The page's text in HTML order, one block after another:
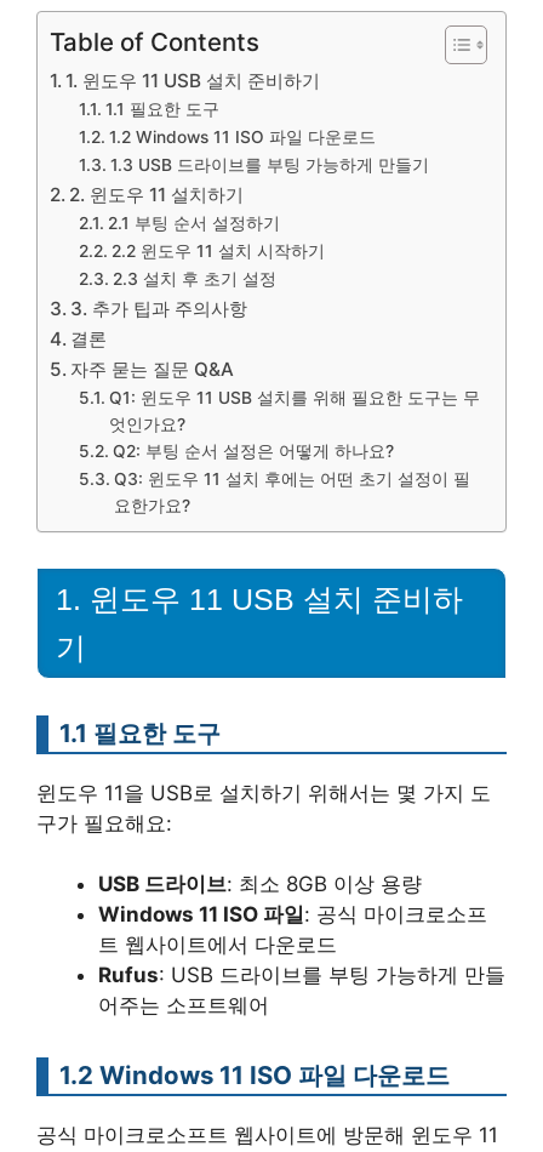
Table of Contents
1. 윈도우 11 USB 설치 준비하기
1.1 필요한 도구
1.2 Windows 11 ISO 파일 다운로드
1.3 USB 드라이브를 부팅 가능하게 만들기
2. 윈도우 11 설치하기
2.1 부팅 순서 설정하기
2.2 윈도우 11 설치 시작하기
2.3 설치 후 초기 설정
3. 추가 팁과 주의사항
결론
자주 묻는 질문 Q&A
Q1: 윈도우 11 USB 설치를 위해 필요한 도구는 무
엇인가요?
Q2: 부팅 순서 설정은 어떻게 하나요?
Q3: 윈도우 11 설치 후에는 어떤 초기 설정이 필
요한가요?
1. 윈도우 11 USB 설치 준비하
기
1.1 필요한 도구
윈도우 11을 USB로 설치하기 위해서는 몇 가지 도
구가 필요해요:
USB 드라이브: 최소 8GB 이상 용량
Windows 11 ISO 파일: 공식 마이크로소프
트 웹사이트에서 다운로드
Rufus: USB 드라이브를 부팅 가능하게 만들
어주는 소프트웨어
1.2 Windows 11 ISO 파일 다운로드
공식 마이크로소프트 웹사이트에 방문해 윈도우 11